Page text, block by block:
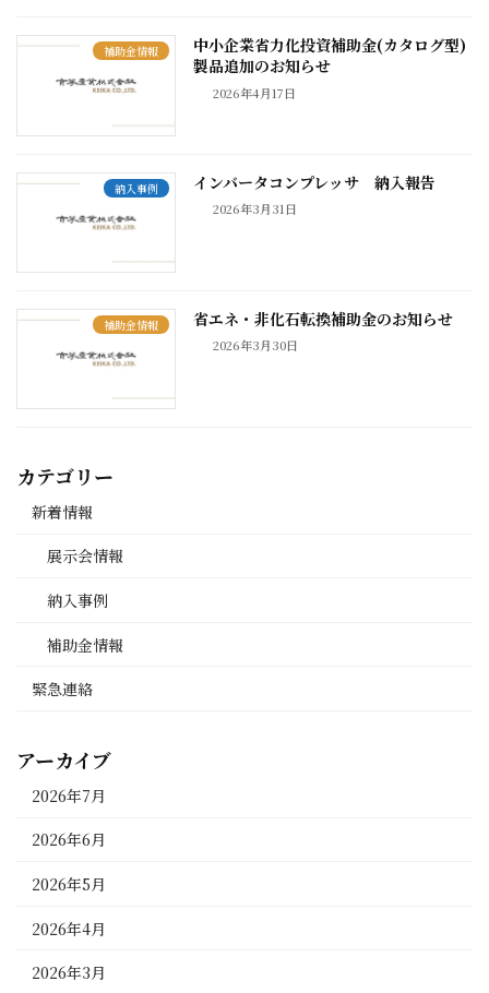
補助金情報
中小企業省力化投資補助金(カタログ型)
製品追加のお知らせ
2026年4月17日
納入事例 インバータコンプレッサ 納入報告
2026年3月31日
補助金情報 省エネ・非化石転換補助金のお知らせ
2026年3月30日
カテゴリー
新着情報
展示会情報
納入事例
補助金情報
緊急連絡
アーカイブ
2026年7月
2026年6月
2026年5月
2026年4月
2026年3月